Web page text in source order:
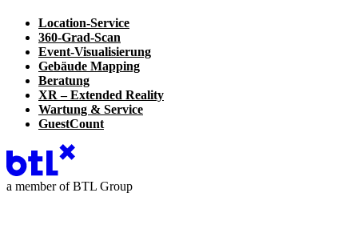
Location-Service
360-Grad-Scan
Event-Visualisierung
Gebäude Mapping
Beratung
XR – Extended Reality
Wartung & Service
GuestCount
a member of BTL Group